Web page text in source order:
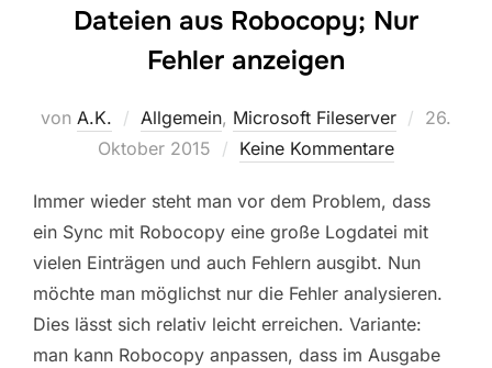
Dateien aus Robocopy; Nur
Fehler anzeigen
von A.K. Allgemein, Microsoft Fileserver
26.
Oktober 2015
Keine Kommentare
Immer wieder steht man vor dem Problem, dass
ein Sync mit Robocopy eine große Logdatei mit
vielen Einträgen und auch Fehlern ausgibt. Nun
möchte man möglichst nur die Fehler analysieren.
Dies lässt sich relativ leicht erreichen. Variante:
man kann Robocopy anpassen, dass im Ausgabe